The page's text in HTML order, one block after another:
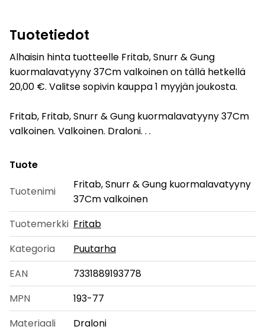
Tuotetiedot
Alhaisin hinta tuotteelle Fritab, Snurr & Gung
kuormalavatyyny 37Cm valkoinen on tällä hetkellä
20,00 €. Valitse sopivin kauppa 1 myyjän joukosta.
Fritab, Fritab, Snurr & Gung kuormalavatyyny 37Cm
valkoinen. Valkoinen. Draloni. . .
Tuote
Tuotenimi
Fritab, Snurr & Gung kuormalavatyyny
37Cm valkoinen
Tuotemerkki Fritab
Kategoria
Puutarha
EAN
7331889193778
MPN
193-77
Materiaali
Draloni